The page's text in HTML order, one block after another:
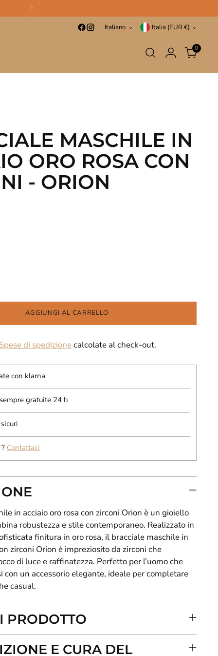
Lingua
Italiano Valuta Italia (EUR €)
0
MASCHILE IN
ORO ROSA CON
- ORION
AGGIUNGI AL CARRELLO
di spedizionecalcolate al check-out.
con klarna
gratuite 24 h
Contattaci
in acciaio oro rosa con zirconi Orion è un gioiello
robustezza e stile contemporaneo. Realizzato in
finitura in oro rosa, il bracciale maschile in
zirconi Orion è impreziosito da zirconi che
di luce e raffinatezza. Perfetto per l’uomo che
un accessorio elegante, ideale per completare
casual.
PRODOTTO
E CURA DEL